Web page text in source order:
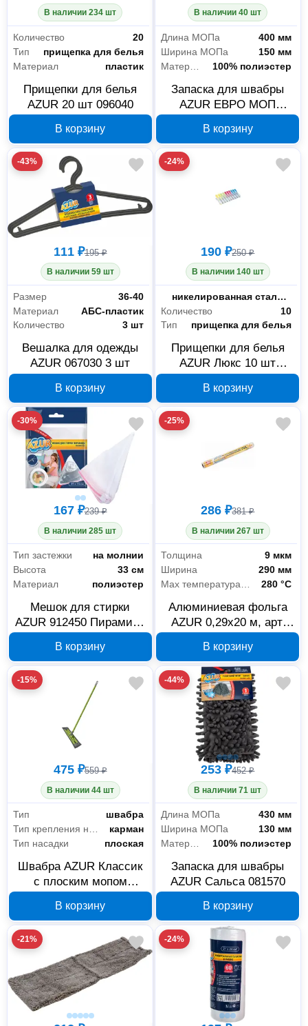
В наличии 234 шт
Количество
20
Тип
прищепка для белья
Материал
пластик
Прищепки для белья
AZUR 20 шт 096040
В корзину
В наличии 40 шт
Длина МОПа
400 мм
Ширина МОПа
150 мм
Материал насадки
100% полиэстер
Запаска для швабры
AZUR ЕВРО МОП
В корзину
-43%
111 ₽195 ₽
В наличии 59 шт
Размер
36-40
Материал
АБС-пластик
Количество
3 шт
Вешалка для одежды
AZUR 067030 3 шт
В корзину
-24%
190 ₽250 ₽
В наличии 140 шт
Материал
никелированная сталь+пластик
Количество
10
Тип
прищепка для белья
Прищепки для белья
AZUR Люкс 10 шт
В корзину
-30%
167 ₽239 ₽
В наличии 285 шт
Тип застежки
на молнии
Высота
33 см
Материал
полиэстер
Мешок для стирки
AZUR 912450 Пирамида
В корзину
-25%
286 ₽381 ₽
В наличии 267 шт
Толщина
9 мкм
Ширина
290 мм
280 °С
Алюминиевая фольга
AZUR 0,29x20 м, арт.
В корзину
-15%
475 ₽559 ₽
В наличии 44 шт
Тип
швабра
карман
Тип насадки
плоская
Швабра AZUR Классик
с плоским мопом
В корзину
-44%
253 ₽452 ₽
В наличии 71 шт
Длина МОПа
430 мм
Ширина МОПа
130 мм
Материал насадки
100% полиэстер
Запаска для швабры
AZUR Сальса 081570
В корзину
-21% -24%